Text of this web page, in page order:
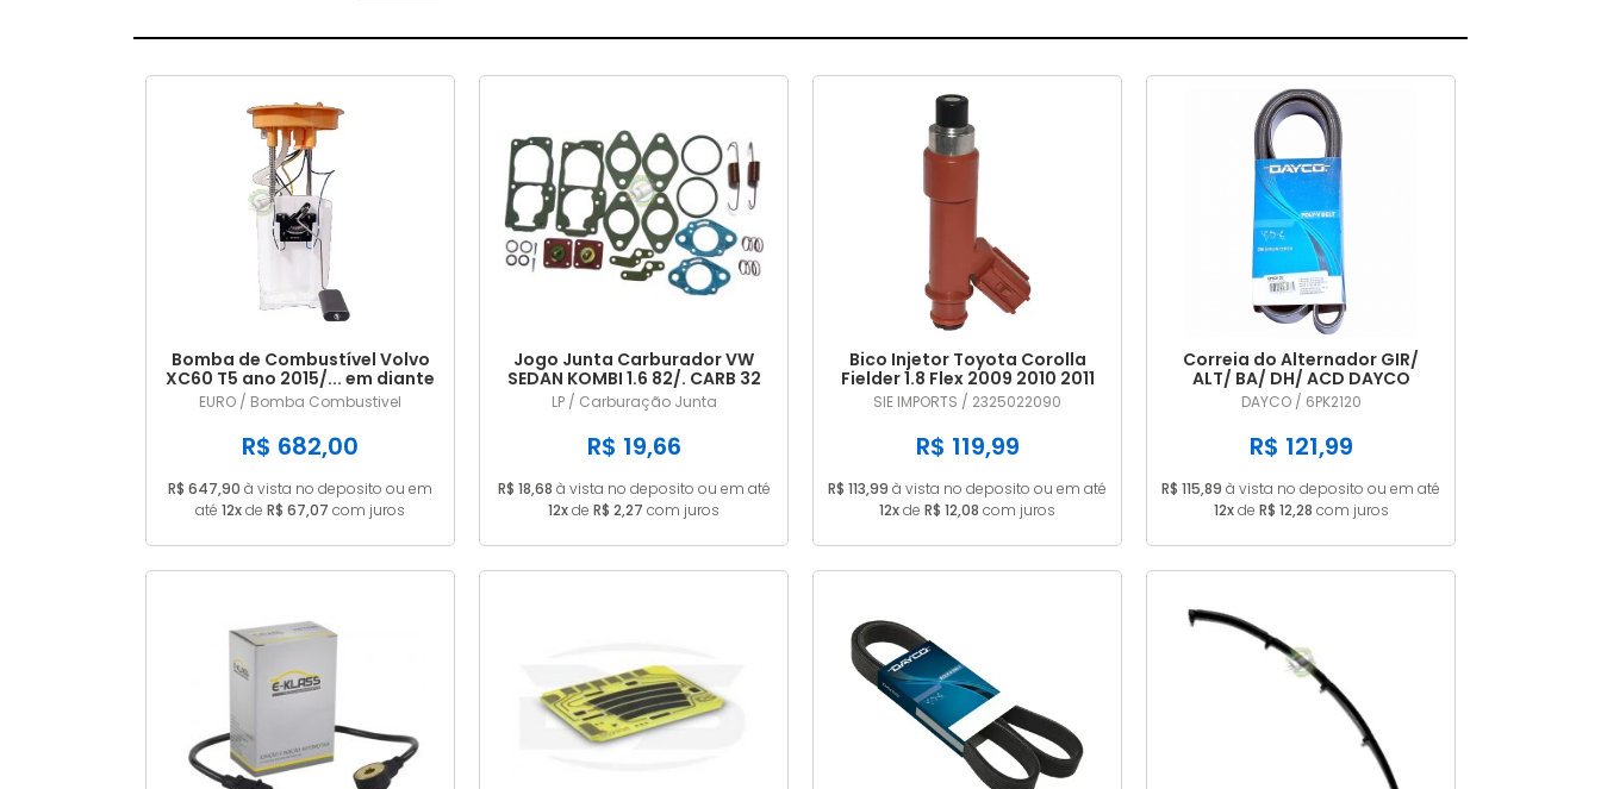
Bomba de Combustível Volvo
XC60 T5 ano 2015/... em diante
A2C53325536
EURO / Bomba Combustivel
R$ 682,00
R$ 647,90 à vista no deposito ou em
até 12xde R$ 67,07 com juros
Jogo Junta Carburador VW
SEDAN KOMBI 1.6 82/. CARB 32
PDSIT ALCOOL
LP / Carburação Junta
R$ 19,66
R$ 18,68 à vista no deposito ou em até
12xde R$ 2,27 com juros
Bico Injetor Toyota Corolla
Fielder 1.8 Flex 2009 2010 2011
2012 2013 2325022090
SIE IMPORTS / 2325022090
R$ 119,99
R$ 113,99 à vista no deposito ou em até
12xde R$ 12,08 com juros
Correia do Alternador GIR/
ALT/ BA/ DH/ ACD DAYCO
6PK2120
DAYCO / 6PK2120
R$ 121,99
R$ 115,89 à vista no deposito ou em até
12xde R$ 12,28 com juros